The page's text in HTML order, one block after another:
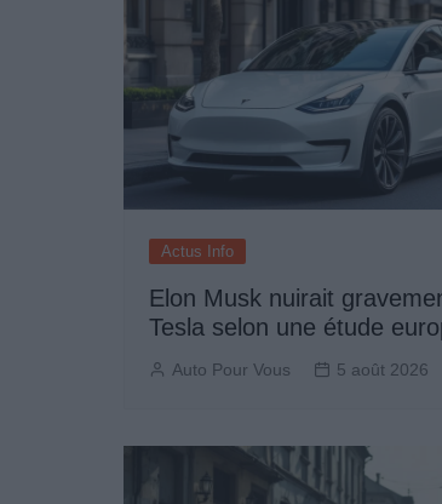
Actus Info
Elon Musk nuirait
Tesla selon une étude
Auto Pour Vous 5 août 2026